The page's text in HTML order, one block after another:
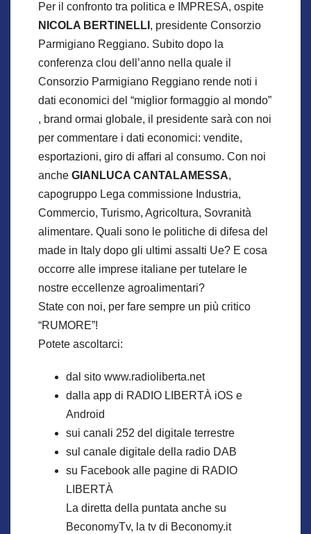
Per il confronto tra politica e IMPRESA, ospite
NICOLA BERTINELLI , presidente Consorzio
Parmigiano Reggiano. Subito dopo la
conferenza clou dell’anno nella quale il
Consorzio Parmigiano Reggiano rende noti i
dati economici del “miglior formaggio al mondo”
, brand ormai globale, il presidente sarà con noi
per commentare i dati economici: vendite,
esportazioni, giro di affari al consumo. Con noi
anche GIANLUCA CANTALAMESSA,
capogruppo Lega commissione Industria,
Commercio, Turismo, Agricoltura, Sovranità
alimentare. Quali sono le politiche di difesa del
made in Italy dopo gli ultimi assalti Ue? E cosa
occorre alle imprese italiane per tutelare le
nostre eccellenze agroalimentari?
State con noi, per fare sempre un più critico
“RUMORE”!
Potete ascoltarci:
dal sito www.radioliberta.net
dalla app di RADIO LIBERTÀ iOS e
Android
sui canali 252 del digitale terrestre
sul canale digitale della radio DAB
su Facebook alle pagine di RADIO
LIBERTÀ
La diretta della puntata anche su
BeconomyTv, la tv di Beconomy.it